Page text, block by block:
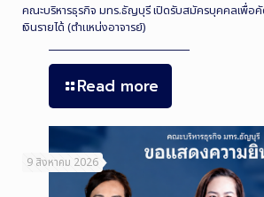
คณะบริหารธุรกิจ มทร.ธัญบุรี เปิดรับสมัครบุคคลเพื่อ
เงินรายได้ (ตำแหน่งอาจารย์)
Read more
9 สิงหาคม 2026